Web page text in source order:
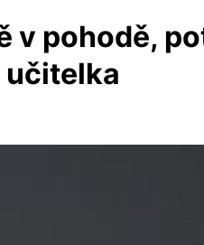
v pohodě,
učitelka